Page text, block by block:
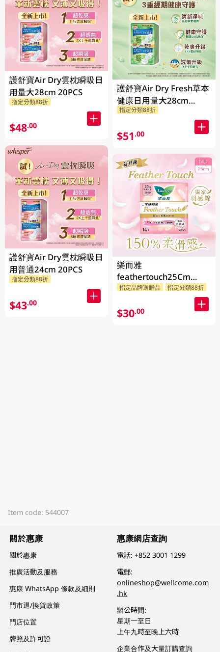
護舒寶Air Dry雲枕瞬吸日
用量大28cm 20PCS
指定分類88折
$48.00
護舒寶Air Dry雲枕瞬吸日
用普通24cm 20PCS
指定分類88折
$43.00
護舒寶Air Dry Fresh草本
健康日用量大28cm
20PCS
指定分類88折
$51.00
樂而雅
feathertouch25Cm
14PC
指定品牌送贈品 指定分類88折
$30.00
Item code: 544007
關於惠康
關於惠康
推廣活動及服務
惠康 WhatsApp 條款及細則
門市退/換貨政策
門店位置
牌照及許可證
惠康網店查詢
電話:+852 3001 1299
電郵:
onlineshop@wellcome.com
.hk
辦公時間:
星期一至日
上午九時至晚上六時
企業合作及大量訂購查詢